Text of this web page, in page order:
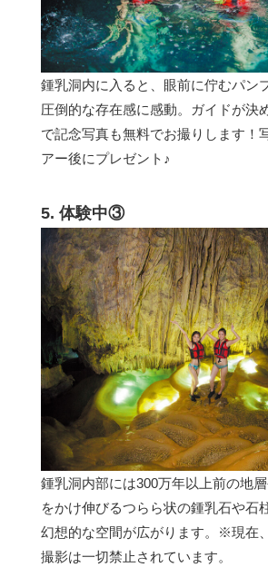
鍾乳洞内に入ると、眼前に佇むパン
圧倒的な存在感に感動。ガイドが決
で記念写真も無料でお撮りします！
アー後にプレゼント♪
5. 体験中③
鍾乳洞内部には300万年以上前の地
をかけ伸びるつらら状の鍾乳石や石
幻想的な空間が広がります。※現在
撮影は一切禁止されています。